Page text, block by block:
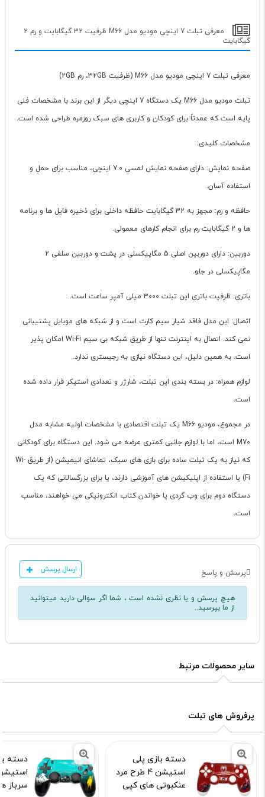
معرفی تبلت 7 اینچی مودیو مدل M66 ظرفیت 32 گیگابایت و رم 2
گیگابایت
معرفی تبلت 7 اینچی مودیو مدل M66 (ظرفیت 32GB، رم 2GB)
تبلت مودیو مدل M66 یک دستگاه 7 اینچی دیگر از این برند با مشخصات فنی
پایه است که عمدتاً برای کودکان و کاربری های سبک روزمره طراحی شده است.
مشخصات کلیدی:
صفحه نمایش: دارای صفحه نمایش لمسی 7.0 اینچی، مناسب برای حمل و
استفاده آسان.
حافظه و رم: مجهز به 32 گیگابایت حافظه داخلی برای ذخیره فایل ها و برنامه
ها و 2 گیگابایت رم برای انجام کارهای معمولی.
دوربین: دارای دوربین اصلی 5 مگاپیکسلی در پشت و دوربین سلفی 2
مگاپیکسلی در جلو.
باتری: ظرفیت باتری این تبلت 3000 میلی آمپر ساعت است.
اتصال: این مدل فاقد شیار سیم کارت است و از شبکه های موبایل پشتیبانی
نمی کند. اتصال به اینترنت تنها از طریق شبکه بی سیم Wi-Fi امکان پذیر
است. به همین دلیل، این دستگاه نیازی به رجیستری ندارد.
لوازم همراه: در بسته بندی این تبلت، شارژر و تعدادی استیکر قرار داده شده
است.
در مجموع، مودیو M66 یک تبلت اقتصادی با مشخصات اولیه مشابه مدل
M70 است، اما با لوازم جانبی کمتری عرضه می شود. این دستگاه برای کودکانی
که نیاز به یک تبلت ساده برای بازی های سبک، تماشای انیمیشن (از طریق Wi-
Fi) یا استفاده از اپلیکیشن های آموزشی دارند، یا برای بزرگسالانی که یک
دستگاه دوم برای وب گردی یا خواندن کتاب الکترونیکی می خواهند، مناسب
است.
پرسش و پاسخ ارسال پرسش
هیچ پرسش و یا نظری نشده است ، شما اگر سوالی دارید میتوانید
از ما بپرسید..
سایر محصولات مرتبط
پرفروش های تبلت
دسته بازی پلی
استیشن 4 طرح مرد
عنکبوتی های کپی
دسته
سرباز